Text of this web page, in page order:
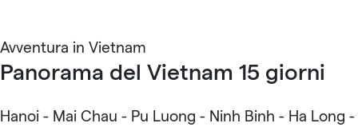
Avventura in Vietnam
Panorama del Vietnam 15 giorni
Hanoi - Mai Chau - Pu Luong - Ninh Binh - Ha Long -